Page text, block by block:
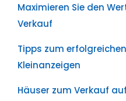
Maximieren Sie den
Verkauf
Tipps zum
Kleinanzeigen
Häuser zum Verkauf